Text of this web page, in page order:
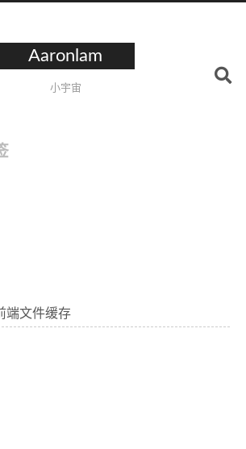
Aaronlam
小宇宙
端文件缓存